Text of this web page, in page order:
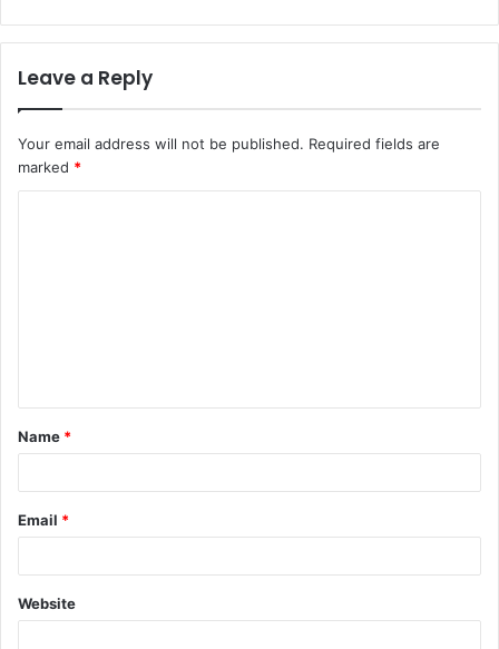
Leave a Reply
Your email address will not be published. Required fields are
marked *
Name *
Email *
Website